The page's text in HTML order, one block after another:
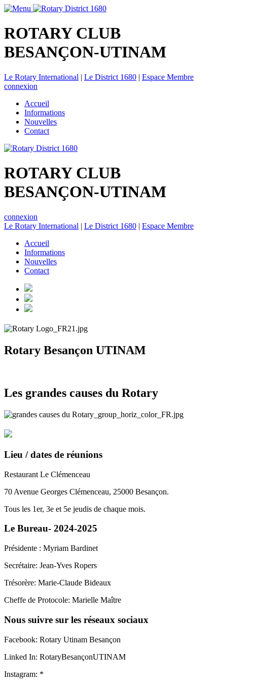
ROTARY CLUB
BESANÇON-UTINAM
Le Rotary International | Le District 1680 | Espace Membre
connexion
Accueil
Informations
Nouvelles
Contact
ROTARY CLUB
BESANÇON-UTINAM
connexion
Le Rotary International | Le District 1680 | Espace Membre
Accueil
Informations
Nouvelles
Contact
Rotary Besançon UTINAM
Les grandes causes du Rotary
Lieu / dates de réunions
Restaurant Le Clémenceau
70 Avenue Georges Clémenceau, 25000 Besançon.
Tous les 1er, 3e et 5e jeudis de chaque mois.
Le Bureau- 2024-2025
Présidente : Myriam Bardinet
Secrétaire: Jean-Yves Ropers
Trésorère: Marie-Claude Bideaux
Cheffe de Protocole: Marielle Maître
Nous suivre sur les réseaux sociaux
Facebook: Rotary Utinam Besançon
Linked In: RotaryBesançonUTINAM
Instagram: *